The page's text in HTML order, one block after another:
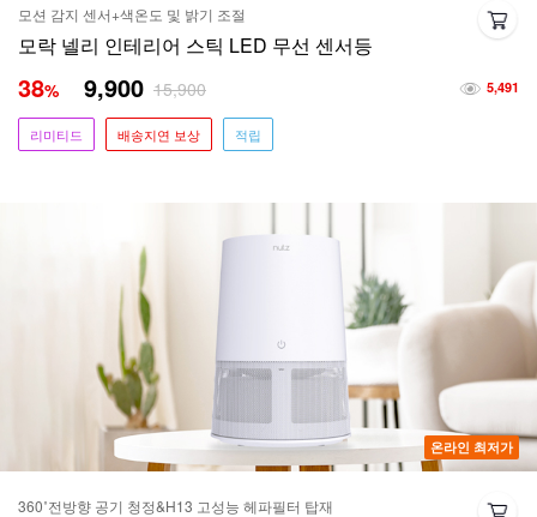
모션 감지 센서+색온도 및 밝기 조절
모락 넬리 인테리어 스틱 LED 무선 센서등
5,491
38% 9,900 15,900
리미티드 배송지연 보상 적립
온라인 최저가
360˚전방향 공기 청정&H13 고성능 헤파필터 탑재